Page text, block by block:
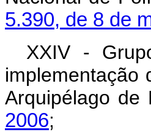
5.390, de 8 de
XXIV -
implementação
Arquipélago
2006;